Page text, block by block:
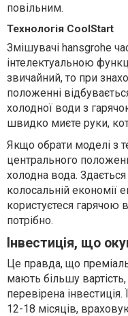
повільним.
Технологія CoolStart
Змішувачі hansgrohe
інтелектуальною
звичайний, то при
положенні
холодної води з
швидко миєте руки,
Якщо обрати моделі з
центрального
холодна вода.
колосальній економії
користуєтеся гарячою
потрібно.
Інвестиція, що
Це правда, що
мають більшу
перевірена
12-18 місяців,